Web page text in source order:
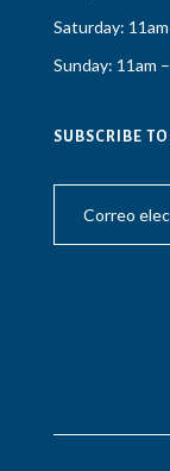
Saturday:
Sunday: 11am
SUBSCRIBE